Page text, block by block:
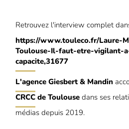
Retrouvez l'interview complet
https://www.touleco.fr/Laure-
Toulouse-Il-faut-etre-vigilant-
capacite,31677
L'agence Giesbert & Mandin
CRCC de Toulouse dans ses
médias depuis 2019.